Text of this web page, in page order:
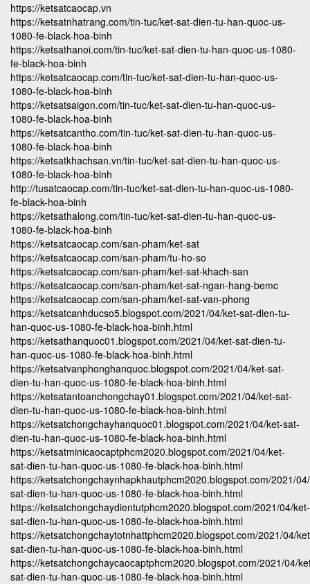
https://ketsatcaocap.vn
https://ketsatnhatrang.com/tin-tuc/ket-sat-dien-tu-han-quoc-us-
1080-fe-black-hoa-binh
https://ketsathanoi.com/tin-tuc/ket-sat-dien-tu-han-quoc-us-1080-
fe-black-hoa-binh
https://ketsatcaocap.com/tin-tuc/ket-sat-dien-tu-han-quoc-us-
1080-fe-black-hoa-binh
https://ketsatsaigon.com/tin-tuc/ket-sat-dien-tu-han-quoc-us-
1080-fe-black-hoa-binh
https://ketsatcantho.com/tin-tuc/ket-sat-dien-tu-han-quoc-us-
1080-fe-black-hoa-binh
https://ketsatkhachsan.vn/tin-tuc/ket-sat-dien-tu-han-quoc-us-
1080-fe-black-hoa-binh
http://tusatcaocap.com/tin-tuc/ket-sat-dien-tu-han-quoc-us-1080-
fe-black-hoa-binh
https://ketsathalong.com/tin-tuc/ket-sat-dien-tu-han-quoc-us-
1080-fe-black-hoa-binh
https://ketsatcaocap.com/san-pham/ket-sat
https://ketsatcaocap.com/san-pham/tu-ho-so
https://ketsatcaocap.com/san-pham/ket-sat-khach-san
https://ketsatcaocap.com/san-pham/ket-sat-ngan-hang-bemc
https://ketsatcaocap.com/san-pham/ket-sat-van-phong
https://ketsatcanhducso5.blogspot.com/2021/04/ket-sat-dien-tu-
han-quoc-us-1080-fe-black-hoa-binh.html
https://ketsathanquoc01.blogspot.com/2021/04/ket-sat-dien-tu-
han-quoc-us-1080-fe-black-hoa-binh.html
https://ketsatvanphonghanquoc.blogspot.com/2021/04/ket-sat-
dien-tu-han-quoc-us-1080-fe-black-hoa-binh.html
https://ketsatantoanchongchay01.blogspot.com/2021/04/ket-sat-
dien-tu-han-quoc-us-1080-fe-black-hoa-binh.html
https://ketsatchongchayhanquoc01.blogspot.com/2021/04/ket-sat-
dien-tu-han-quoc-us-1080-fe-black-hoa-binh.html
https://ketsatminicaocaptphcm2020.blogspot.com/2021/04/ket-
sat-dien-tu-han-quoc-us-1080-fe-black-hoa-binh.html
https://ketsatchongchaynhapkhautphcm2020.blogspot.com/2021/
sat-dien-tu-han-quoc-us-1080-fe-black-hoa-binh.html
https://ketsatchongchaydientutphcm2020.blogspot.com/2021/04/ket-
sat-dien-tu-han-quoc-us-1080-fe-black-hoa-binh.html
https://ketsatchongchaytotnhattphcm2020.blogspot.com/2021/04/
sat-dien-tu-han-quoc-us-1080-fe-black-hoa-binh.html
https://ketsatchongchaycaocaptphcm2020.blogspot.com/2021/04/
sat-dien-tu-han-quoc-us-1080-fe-black-hoa-binh.html